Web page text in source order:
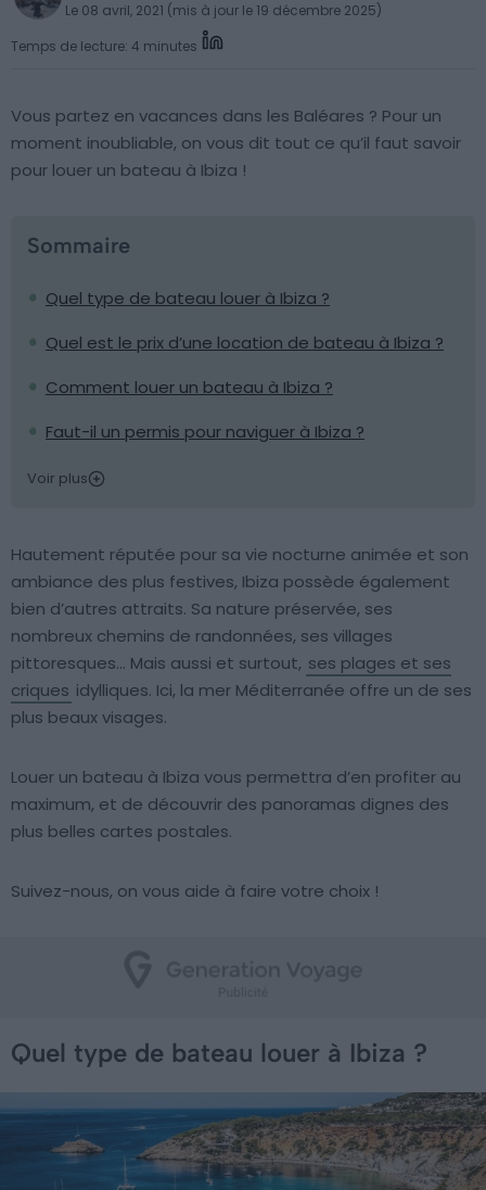
Le 08 avril, 2021 (mis à jour le 19 décembre 2025)
Temps de lecture: 4 minutes
Vous partez en vacances dans les Baléares ? Pour un
moment inoubliable, on vous dit tout ce qu’il faut savoir
pour louer un bateau à Ibiza !
Sommaire
Quel type de bateau louer à Ibiza ?
Quel est le prix d’une location de bateau à Ibiza ?
Comment louer un bateau à Ibiza ?
Faut-il un permis pour naviguer à Ibiza ?
Voir plus
Hautement réputée pour sa vie nocturne animée et son
ambiance des plus festives, Ibiza possède également
bien d’autres attraits. Sa nature préservée, ses
nombreux chemins de randonnées, ses villages
pittoresques… Mais aussi et surtout, ses plages et ses
criques idylliques. Ici, la mer Méditerranée offre un de ses
plus beaux visages.
Louer un bateau à Ibiza vous permettra d’en profiter au
maximum, et de découvrir des panoramas dignes des
plus belles cartes postales.
Suivez-nous, on vous aide à faire votre choix !
Quel type de bateau louer à Ibiza ?